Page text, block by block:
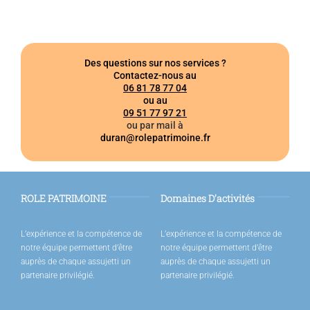
Des questions sur nos services ?
Contactez-nous au
06 81 78 77 04
ou au
09 51 77 97 21
ou par mail à
duran@rolepatrimoine.fr
ROLE PATRIMOINE
L’expérience et la compétence de
notre équipe permettent d’être
auprès de chaque assujetti un
partenaire privilégié.
Domaines D’activités
L’expérience et la compétence de
notre équipe permettent d’être
auprès de chaque assujetti un
partenaire privilégié.